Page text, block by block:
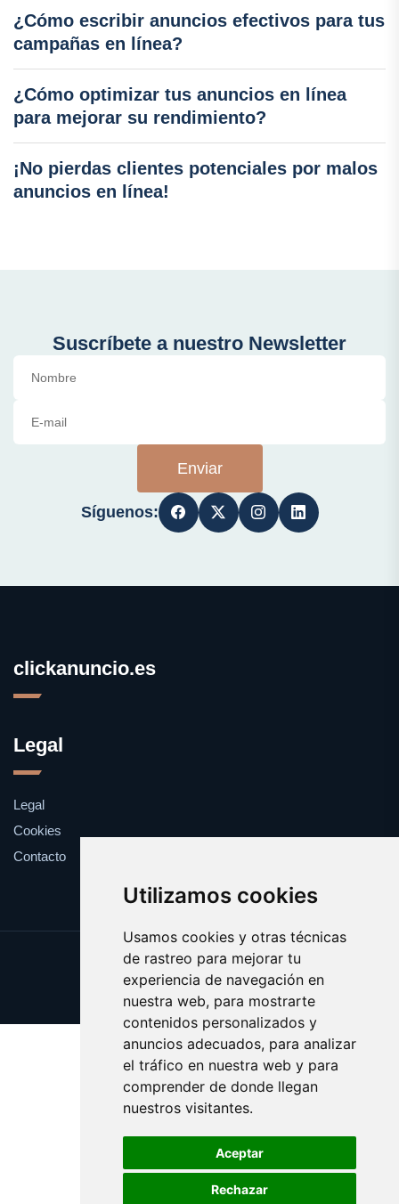
Utilizamos cookies
Usamos cookies y otras técnicas
de rastreo para mejorar tu
experiencia de navegación en
nuestra web, para mostrarte
contenidos personalizados y
anuncios adecuados, para analizar
el tráfico en nuestra web y para
comprender de donde llegan
nuestros visitantes.
Aceptar
Rechazar
¿Cómo escribir anuncios efectivos para tus
campañas en línea?
¿Cómo optimizar tus anuncios en línea
para mejorar su rendimiento?
¡No pierdas clientes potenciales por malos
anuncios en línea!
Suscríbete a nuestro Newsletter
Enviar
Síguenos:
clickanuncio.es
Legal
Legal
Cookies
Contacto
Update cookies preferences
Copyright © 2025 clickanuncio.es